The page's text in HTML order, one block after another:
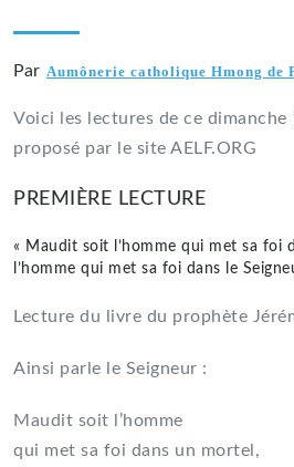
Par Aumônerie catholique Hmong de
Voici les lectures de ce dimanche
proposé par le site AELF.ORG
PREMIÈRE LECTURE
« Maudit soit l’homme qui met sa foi
l’homme qui met sa foi dans le
Lecture du livre du prophète
Ainsi parle le Seigneur :
Maudit soit l’homme
qui met sa foi dans un mortel,